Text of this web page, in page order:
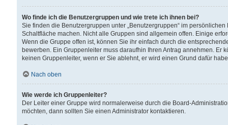
Wo finde ich die Benutzergruppen und wie trete ich ihnen bei?
Sie finden die Benutzergruppen unter „Benutzergruppen“ im
Schaltfläche machen. Nicht alle Gruppen sind allgemein offen. Einige
Wenn die Gruppe offen ist, können Sie ihr einfach durch die
bewerben. Ein Gruppenleiter muss daraufhin Ihren Antrag annehmen.
keinen Gruppenleiter, wenn er Sie ablehnt, er wird einen Grund dafür
Nach oben
Wie werde ich Gruppenleiter?
Der Leiter einer Gruppe wird normalerweise durch die Board-
möchten, dann sollten Sie einen Administrator kontaktieren.